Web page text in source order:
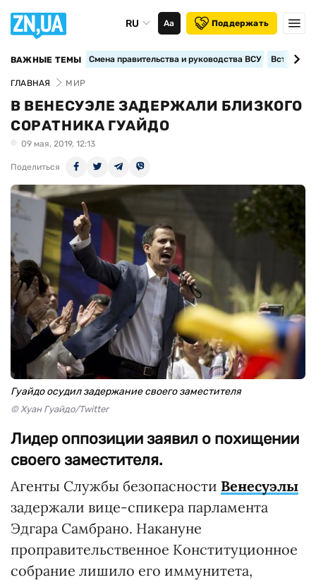
RU Аа Поддержать
ВАЖНЫЕ ТЕМЫ Смена правительства и руководства ВСУ
ГЛАВНАЯ МИР
В ВЕНЕСУЭЛЕ ЗАДЕРЖАЛИ БЛИЗКОГО
СОРАТНИКА ГУАЙДО
09 мая, 2019, 12:13
Поделиться
Гуайдо осудил задержание своего заместителя
© Хуан Гуайдо/Twitter
Лидер оппозиции заявил о похищении
своего заместителя.
Агенты Службы безопасности Венесуэлы
задержали вице-спикера парламента
Эдгара Самбрано. Накануне
проправительственное Конституционное
собрание лишило его иммунитета,